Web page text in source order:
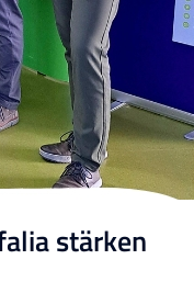
stärken